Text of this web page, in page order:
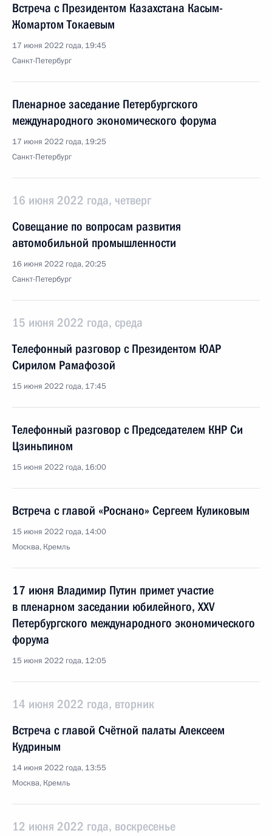
Встреча с Президентом Казахстана Касым-
Жомартом Токаевым
17 июня 2022 года, 19:45
Санкт-Петербург
Пленарное заседание Петербургского
международного экономического форума
17 июня 2022 года, 19:25
Санкт-Петербург
16 июня 2022 года, четверг
Совещание по вопросам развития
автомобильной промышленности
16 июня 2022 года, 20:25
Санкт-Петербург
15 июня 2022 года, среда
Телефонный разговор с Президентом ЮАР
Сирилом Рамафозой
15 июня 2022 года, 17:45
Телефонный разговор с Председателем КНР Си
Цзиньпином
15 июня 2022 года, 16:00
Встреча с главой «Роснано» Сергеем Куликовым
15 июня 2022 года, 14:00
Москва, Кремль
17 июня Владимир Путин примет участие
в пленарном заседании юбилейного, XXV
Петербургского международного экономического
форума
15 июня 2022 года, 12:05
14 июня 2022 года, вторник
Встреча с главой Счётной палаты Алексеем
Кудриным
14 июня 2022 года, 13:55
Москва, Кремль
12 июня 2022 года, воскресенье